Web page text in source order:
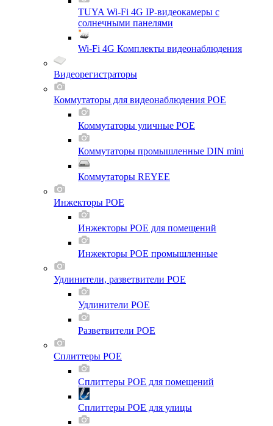
TUYA Wi-Fi 4G IP-видеокамеры с
солнечными панелями
Wi-Fi 4G Комплекты видеонаблюдения
Видеорегистраторы
Коммутаторы для видеонаблюдения POE
Коммутаторы уличные POE
Коммутаторы промышленные DIN mini
Коммутаторы REYEE
Инжекторы POE
Инжекторы POE для помещений
Инжекторы POE промышленные
Удлинители, разветвители POE
Удлинители POE
Разветвители POE
Сплиттеры POE
Сплиттеры POE для помещений
Сплиттеры POE для улицы